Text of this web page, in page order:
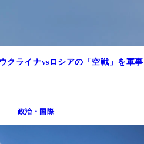
クライナvsロシアの「空戦」を軍事
政治・国際